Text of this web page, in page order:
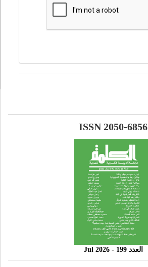
ISSN 2050-6856
العدد 199 - 2026 Jul